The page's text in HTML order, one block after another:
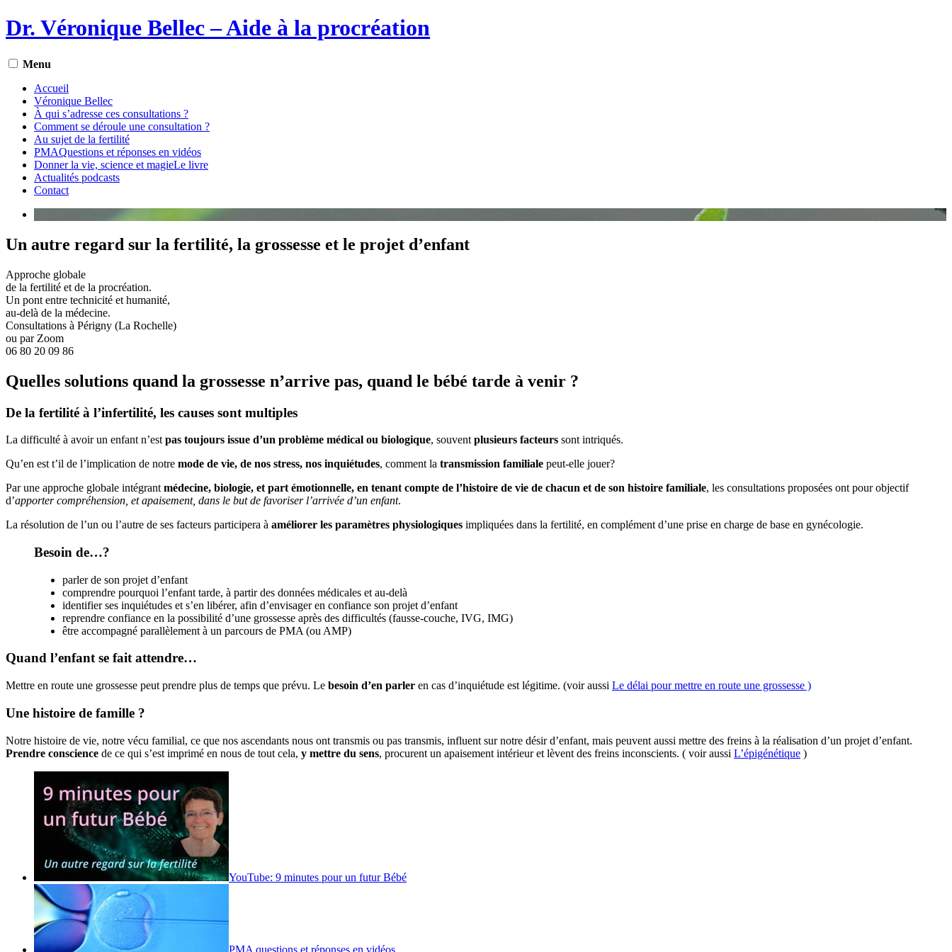
Aller
au
Dr. Véronique Bellec – Aide à la procréation
Menu
Accueil
Véronique Bellec
À qui s’adresse ces consultations ?
Comment se déroule une consultation ?
Au sujet de la fertilité
PMAQuestions et réponses en vidéos
Donner la vie, science et magieLe livre
Actualités podcasts
Contact
Un autre regard sur la fertilité, la grossesse et le projet d’enfant
Approche globale
de la fertilité et de la procréation.
Un pont entre technicité et humanité,
au-delà de la médecine.
Consultations à Périgny (La Rochelle)
ou par Zoom
06 80 20 09 86
Quelles solutions quand la grossesse n’arrive pas, quand le bébé tarde à venir ?
De la fertilité à l’infertilité, les causes sont multiples
La difficulté à avoir un enfant n’est pas toujours issue d’un problème médical ou biologique, souvent plusieurs facteurs sont intriqués.
Qu’en est t’il de l’implication de notre mode de vie, de nos stress, nos inquiétudes, comment la transmission familiale peut-elle jouer?
Par une approche globale intégrant médecine, biologie, et part émotionnelle, en tenant compte de l’histoire de vie de chacun et de son histoire familiale, les consultations proposées ont pour objectif
d’apporter compréhension, et apaisement, dans le but de favoriser l’arrivée d’un enfant.
La résolution de l’un ou l’autre de ses facteurs participera à améliorer les paramètres physiologiques impliquées dans la fertilité, en complément d’une prise en charge de base en gynécologie.
Besoin de…?
parler de son projet d’enfant
comprendre pourquoi l’enfant tarde, à partir des données médicales et au-delà
identifier ses inquiétudes et s’en libérer, afin d’envisager en confiance son projet d’enfant
reprendre confiance en la possibilité d’une grossesse après des difficultés (fausse-couche, IVG, IMG)
être accompagné parallèlement à un parcours de PMA (ou AMP)
Quand l’enfant se fait attendre…
Mettre en route une grossesse peut prendre plus de temps que prévu. Le besoin d’en parler en cas d’inquiétude est légitime. (voir aussi Le délai pour mettre en route une grossesse )
Une histoire de famille ?
Notre histoire de vie, notre vécu familial, ce que nos ascendants nous ont transmis ou pas transmis, influent sur notre désir d’enfant, mais peuvent aussi mettre des freins à la réalisation d’un projet d’enfant.
Prendre conscience de ce qui s’est imprimé en nous de tout cela, y mettre du sens, procurent un apaisement intérieur et lèvent des freins inconscients. ( voir aussi L’épigénétique )
YouTube: 9 minutes pour un futur Bébé
PMA questions et réponses en vidéos